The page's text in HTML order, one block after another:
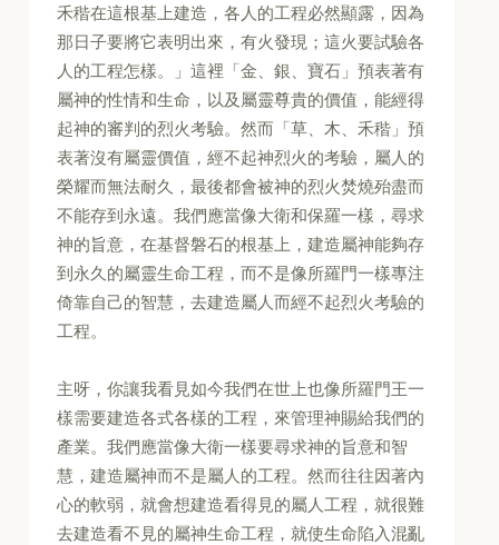
禾稭在這根基上建造，各人的工程必然顯露，因為
那日子要將它表明出來，有火發現；這火要試驗各
人的工程怎樣。」這裡「金、銀、寶石」預表著有
屬神的性情和生命，以及屬靈尊貴的價值，能經得
起神的審判的烈火考驗。然而「草、木、禾稭」預
表著沒有屬靈價值，經不起神烈火的考驗，屬人的
榮耀而無法耐久，最後都會被神的烈火焚燒殆盡而
不能存到永遠。我們應當像大衛和保羅一樣，尋求
神的旨意，在基督磐石的根基上，建造屬神能夠存
到永久的屬靈生命工程，而不是像所羅門一樣專注
倚靠自己的智慧，去建造屬人而經不起烈火考驗的
工程。
主呀，你讓我看見如今我們在世上也像所羅門王一
樣需要建造各式各樣的工程，來管理神賜給我們的
產業。我們應當像大衛一樣要尋求神的旨意和智
慧，建造屬神而不是屬人的工程。然而往往因著內
心的軟弱，就會想建造看得見的屬人工程，就很難
去建造看不見的屬神生命工程，就使生命陷入混亂